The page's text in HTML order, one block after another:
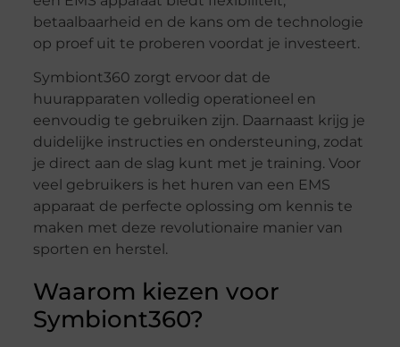
betaalbaarheid en de kans om de technologie
op proef uit te proberen voordat je investeert.
Symbiont360 zorgt ervoor dat de
huurapparaten volledig operationeel en
eenvoudig te gebruiken zijn. Daarnaast krijg je
duidelijke instructies en ondersteuning, zodat
je direct aan de slag kunt met je training. Voor
veel gebruikers is het huren van een EMS
apparaat de perfecte oplossing om kennis te
maken met deze revolutionaire manier van
sporten en herstel.
Waarom kiezen voor
Symbiont360?